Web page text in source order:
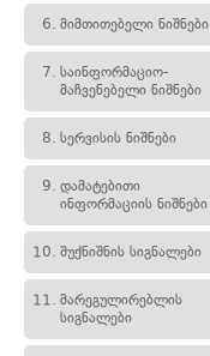
6. მიმთითებელი ნიშნები
7. საინფორმაციო-
მაჩვენებელი ნიშნები
8. სერვისის ნიშნები
9. დამატებითი
ინფორმაციის ნიშნები
10. შუქნიშნის სიგნალები
11. მარეგულირებლის
სიგნალები